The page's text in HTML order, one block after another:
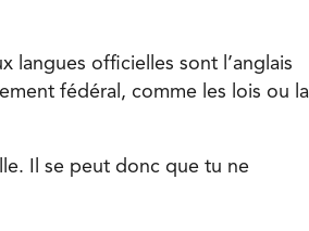
langues officielles sont l’anglais
fédéral, comme les lois ou la
Il se peut donc que tu ne